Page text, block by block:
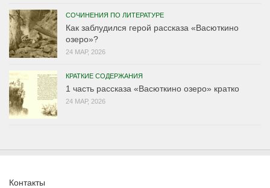
СОЧИНЕНИЯ ПО ЛИТЕРАТУРЕ
Как заблудился герой рассказа «Васюткино
озеро»?
24 МАР, 2026
КРАТКИЕ СОДЕРЖАНИЯ
1 часть рассказа «Васюткино озеро» кратко
24 МАР, 2026
Контакты